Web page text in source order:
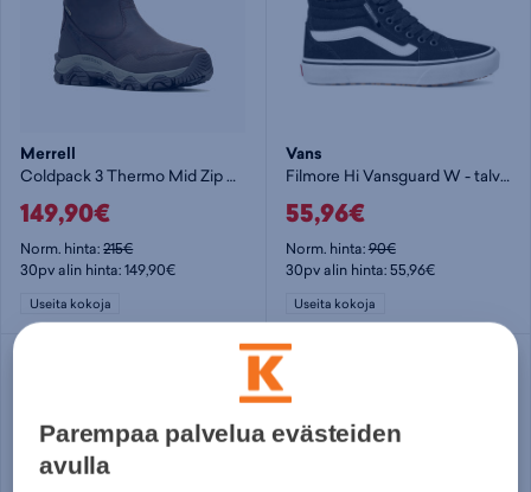
Merrell
Coldpack 3 Thermo Mid Zip Wp W - talvikenkä
149,90€
Norm. hinta:215€
30pv alin hinta: 149,90€
Useita kokoja
Vans
Filmore Hi Vansguard W - talvikenkä
55,96€
Norm. hinta:90€
30pv alin hinta: 55,96€
Useita kokoja
Parempaa palvelua evästeiden
avulla